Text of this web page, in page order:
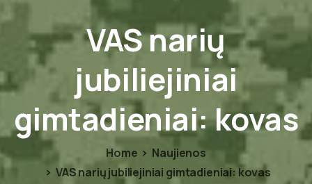
VASnarių
jubiliejiniai
gimtadieniai:kovas
Home
Naujienos
VAS narių jubiliejiniai gimtadieniai: kovas